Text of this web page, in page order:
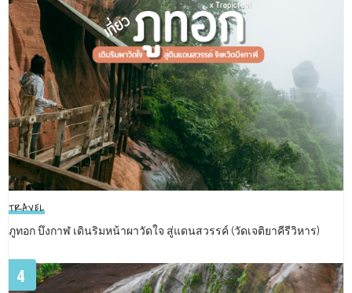
TRAVEL
ภูทอก บึงกาฬ เดินริมหน้าผาวัดใจ สู่แดนสวรรค์ (วัดเจติยาคีรีวิหาร)
4